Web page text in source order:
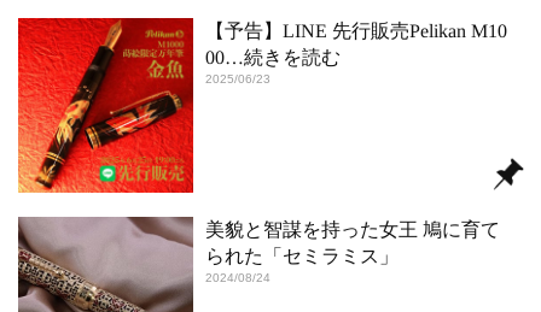
【予告】LINE 先行販売Pelikan M10
00…続きを読む
2025/06/23
美貌と智謀を持った女王 鳩に育て
られた「セミラミス」
2024/08/24